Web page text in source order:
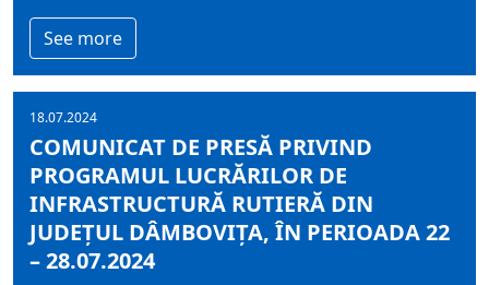
See more
18.07.2024
COMUNICAT DE PRESĂ PRIVIND
PROGRAMUL LUCRĂRILOR DE
INFRASTRUCTURĂ RUTIERĂ DIN
JUDEȚUL DÂMBOVIȚA, ÎN PERIOADA 22
– 28.07.2024